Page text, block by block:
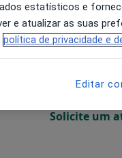
Hoje
6 Ago
Amanhã
7 Ago
O
Solicite um
estatísticos e
e atualizar as suas
política de privacidade e
Editar